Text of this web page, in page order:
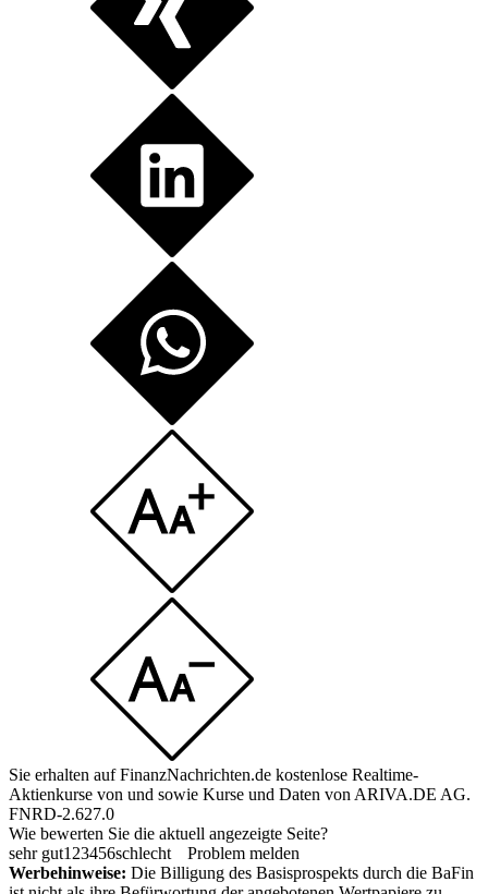
Sie erhalten auf FinanzNachrichten.de kostenlose Realtime-
Aktienkurse von und sowie Kurse und Daten von ARIVA.DE AG.
FNRD-2.627.0
Wie bewerten Sie die aktuell angezeigte Seite?
sehr gut1 23456schlecht
Problem melden
Werbehinweise: Die Billigung des Basisprospekts durch die BaFin